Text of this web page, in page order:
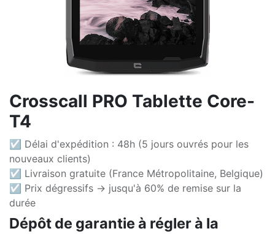
Crosscall PRO Tablette Core-
T4
☑ Délai d'expédition : 48h (5 jours ouvrés pour les
nouveaux clients)
☑ Livraison gratuite (France Métropolitaine, Belgique)
☑ Prix dégressifs -> jusqu'à 60% de remise sur la
durée
Dépôt de garantie à régler à la